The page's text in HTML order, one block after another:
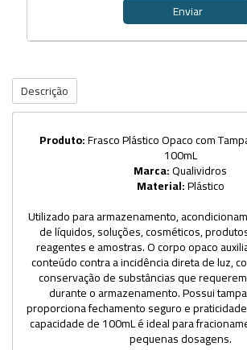
Enviar
Descrição
Produto:Frasco Plástico Opaco com
100mL
Marca:Qualividros
Material:Plástico
Utilizado para armazenamento,
de líquidos, soluções, cosméticos,
reagentes e amostras. O corpo opaco
conteúdo contra a incidência direta de luz,
conservação de substâncias que
durante o armazenamento. Possui
proporciona fechamento seguro e
capacidade de 100mL é ideal para
pequenas dosagens.